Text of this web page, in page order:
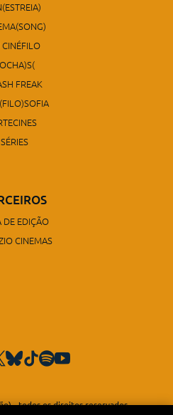
CINÉFILO
FREAK
SÉRIES
DE EDIÇÃO
CINEMAS
- todos os direitos reservados